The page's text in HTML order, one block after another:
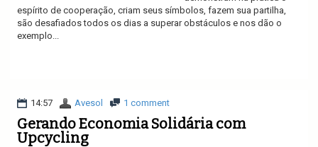
espírito de cooperação, criam seus símbolos, fazem sua partilha,
são desafiados todos os dias a superar obstáculos e nos dão o
exemplo...
14:57 Avesol 1 comment
Gerando Economia Solidária com
Upcycling